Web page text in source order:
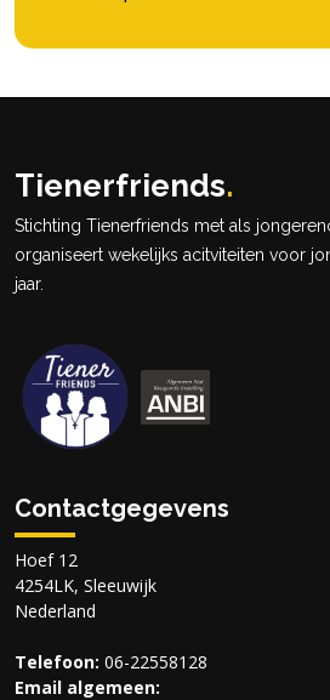
Tienerfriends.
Stichting Tienerfriends met als
organiseert wekelijks acitviteiten voor
jaar.
Contactgegevens
Hoef 12
4254LK, Sleeuwijk
Nederland
Telefoon: 06-22558128
Email algemeen: